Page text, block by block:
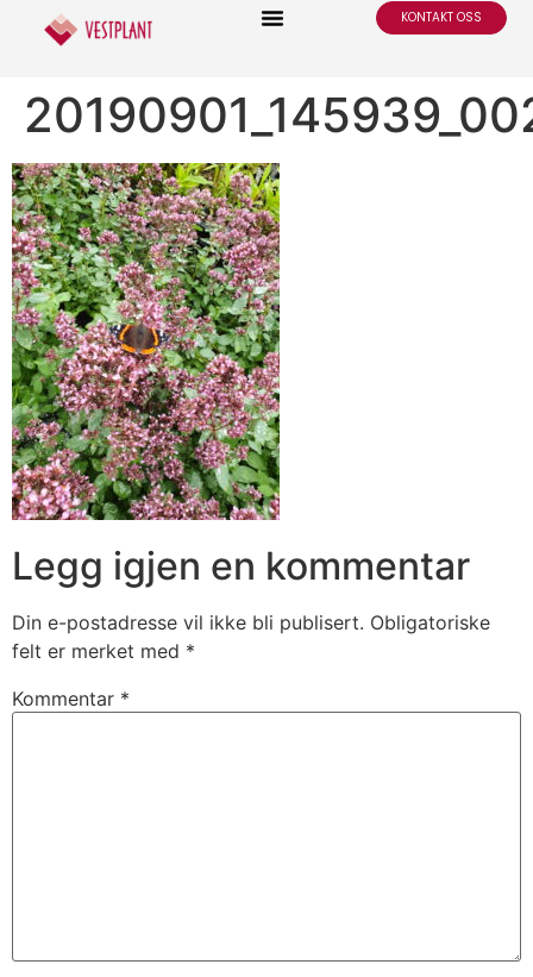
KONTAKT OSS
Legg igjen en kommentar
Din e-postadresse vil ikke bli publisert. Obligatoriske
felt er merket med *
Kommentar *